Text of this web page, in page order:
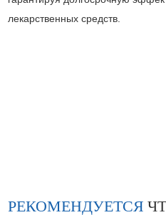
лекарственных средств.
РЕКОМЕНДУЕТСЯ